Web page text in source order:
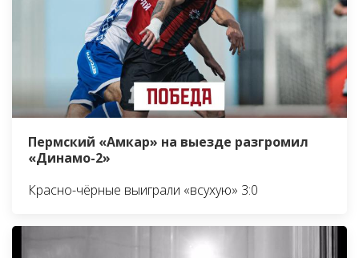
Пермский «Амкар» на выезде разгромил
«Динамо-2»
Красно-чёрные выиграли «всухую» 3:0